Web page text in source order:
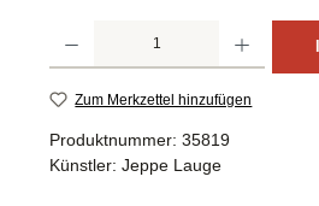
Zum Merkzettel hinzufügen
Produktnummer: 35819
Künstler: Jeppe Lauge